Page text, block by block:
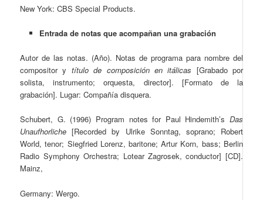
New York: CBS Special Products.
Entrada de notas que acompañan una grabación
Autor de las notas. (Año). Notas de programa para nombre del
compositor y título de composición en itálicas [Grabado por
solista, instrumento; orquesta, director]. [Formato de la
grabación]. Lugar: Compañía disquera.
Schubert, G. (1996) Program notes for Paul Hindemith’s Das
Unaufhorliche[Recorded by Ulrike Sonntag, soprano; Robert
World, tenor; Siegfried Lorenz, baritone; Artur Korn, bass; Berlin
Radio Symphony Orchestra; Lotear Zagrosek, conductor] [CD].
Mainz,
Germany: Wergo.